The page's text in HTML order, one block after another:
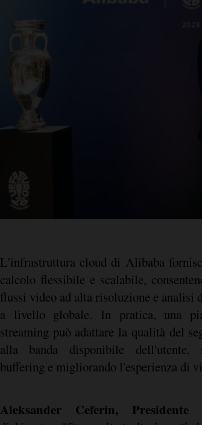
L'infrastruttura cloud di Alibaba
calcolo flessibile e scalabile,
flussi video ad alta risoluzione e analisi
a livello globale. In pratica, una
streaming può adattare la qualità del
alla banda disponibile dell'utente,
buffering e migliorando l'esperienza di
Aleksander Ceferin,